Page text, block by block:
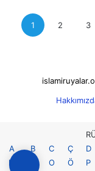
1 2 3
A
B C Ç D
M
O Ö P